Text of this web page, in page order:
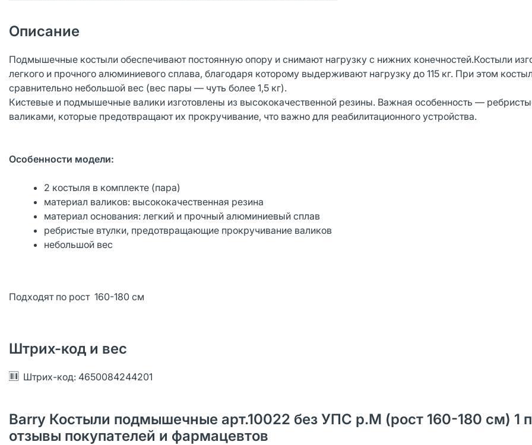
Описание
Подмышечные костыли обеспечивают постоянную опору и снимают нагрузку с нижних конечностей.Костыли
легкого и прочного алюминиевого сплава, благодаря которому выдерживают нагрузку до 115 кг. При этом
сравнительно небольшой вес (вес пары — чуть более 1,5 кг).
Кистевые и подмышечные валики изготовлены из высококачественной резины. Важная особенность —
валиками, которые предотвращают их прокручивание, что важно для реабилитационного устройства.
Особенности модели:
2 костыля в комплекте (пара)
материал валиков: высококачественная резина
материал основания: легкий и прочный алюминиевый сплав
ребристые втулки, предотвращающие прокручивание валиков
небольшой вес
Подходят по рост 160-180 см
Штрих-код и вес
Штрих-код: 4650084244201
Barry Костыли подмышечные арт.10022 без УПС р.M (рост 160-180 см) 1
отзывы покупателей и фармацевтов